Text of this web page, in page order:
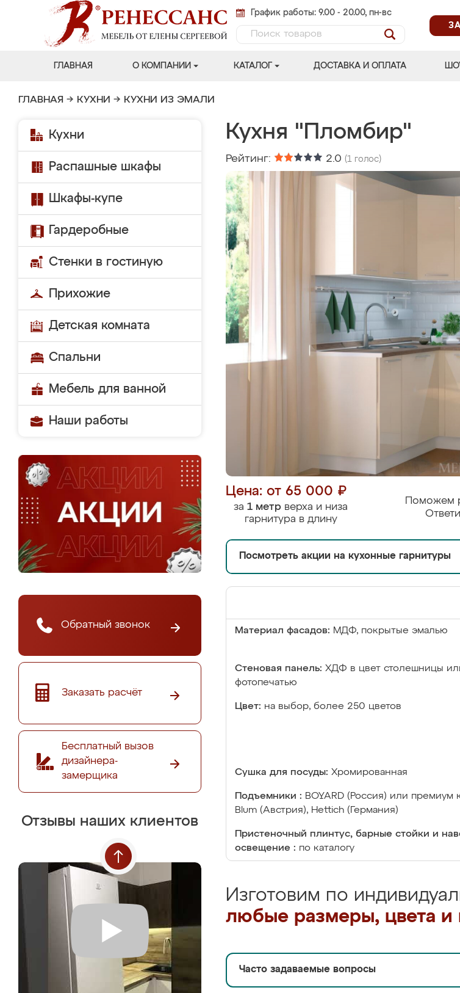
График работы: 9.00 - 20.00, пн-вс
ГЛАВНАЯ О КОМПАНИИ КАТАЛОГ ДОСТАВКА И ОПЛАТА
ГЛАВНАЯ → КУХНИ → КУХНИ ИЗ ЭМАЛИ
Кухни
Распашные шкафы
Шкафы-купе
Гардеробные
Стенки в гостиную
Прихожие
Детская комната
Спальни
Мебель для ванной
Наши работы
Обратный звонок
Заказать расчёт
Бесплатный вызов
дизайнера-
замерщика
Отзывы наших клиентов
Кухня "Пломбир"
Рейтинг: 2.0 (1 голос)
Цена: от 65 000 ₽
за 1 метр верха и низа
гарнитура в длину
Поможем
Посмотреть акции на кухонные гарнитуры
Материал фасадов: МДФ, покрытые эмалью
Стеновая панель: ХДФ в цвет столешницы
фотопечатью
Цвет: на выбор, более 250 цветов
Сушка для посуды: Хромированная
Подъемники : BOYARD (Россия) или премиум
Blum (Австрия), Hettich (Германия)
Пристеночный плинтус, барные стойки и
освещение : по каталогу
Изготовим по
любые размеры, цвета и
Часто задаваемые вопросы